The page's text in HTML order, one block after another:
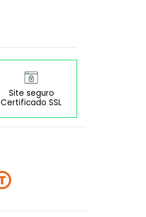
Site seguro
Certificado SSL